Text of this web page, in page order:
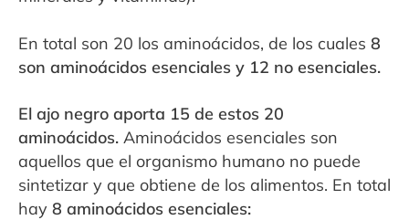
En total son 20 los aminoácidos, de los cuales 8
son aminoácidos esenciales y 12 no esenciales.
El ajo negro aporta 15 de estos 20
aminoácidos. Aminoácidos esenciales son
aquellos que el organismo humano no puede
sintetizar y que obtiene de los alimentos. En total
hay 8 aminoácidos esenciales: